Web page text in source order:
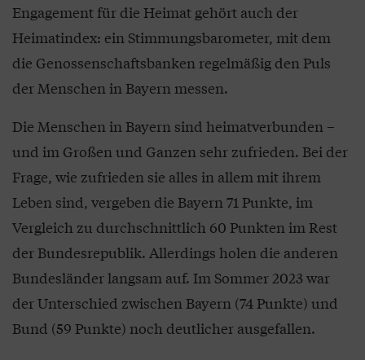
Engagement für die Heimat gehört auch der
Heimatindex: ein Stimmungsbarometer, mit dem
die Genossenschaftsbanken regelmäßig den Puls
der Menschen in Bayern messen.
Die Menschen in Bayern sind heimatverbunden –
und im Großen und Ganzen sehr zufrieden. Bei der
Frage, wie zufrieden sie alles in allem mit ihrem
Leben sind, vergeben die Bayern 71 Punkte, im
Vergleich zu durchschnittlich 60 Punkten im Rest
der Bundesrepublik. Allerdings holen die anderen
Bundesländer langsam auf. Im Sommer 2023 war
der Unterschied zwischen Bayern (74 Punkte) und
Bund (59 Punkte) noch deutlicher ausgefallen.